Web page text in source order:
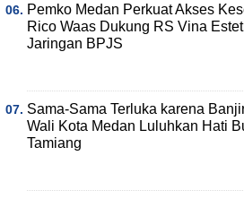
Pemko Medan Perkuat Akses
Rico Waas Dukung RS Vina
Jaringan BPJS
Sama-Sama Terluka karena
Wali Kota Medan Luluhkan Hati
Tamiang